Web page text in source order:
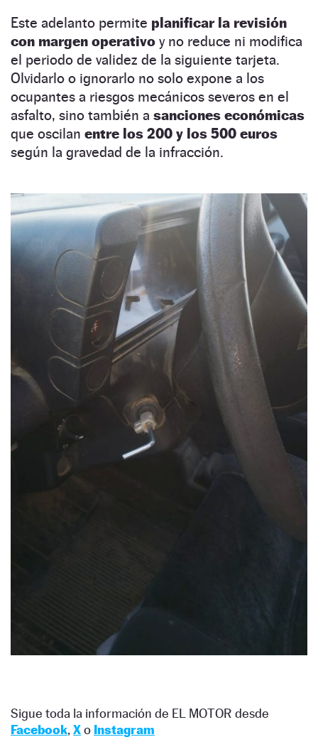
Este adelanto permite planificar la revisión
con margen operativo y no reduce ni modifica
el periodo de validez de la siguiente tarjeta.
Olvidarlo o ignorarlo no solo expone a los
ocupantes a riesgos mecánicos severos en el
asfalto, sino también a sanciones económicas
que oscilan entre los 200 y los 500 euros
según la gravedad de la infracción.
Sigue toda la información de EL MOTOR desde
Facebook, Xo Instagram